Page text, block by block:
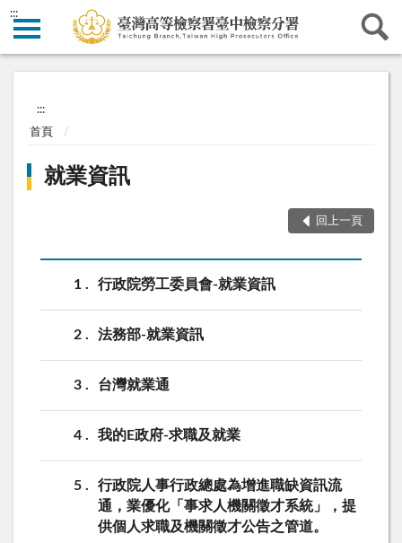
:::
:::
首頁
就業資訊
回上一頁
1 行政院勞工委員會-就業資訊
2 法務部-就業資訊
3 台灣就業通
4 我的E政府-求職及就業
5
行政院人事行政總處為增進職缺資訊流
通，業優化「事求人機關徵才系統」，提
供個人求職及機關徵才公告之管道。